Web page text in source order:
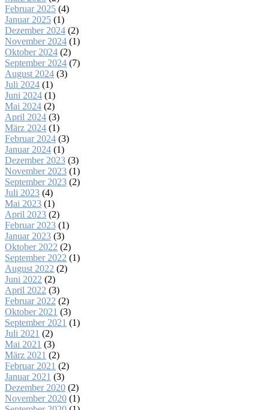
Februar 2025 (4)
Januar 2025 (1)
Dezember 2024 (2)
November 2024 (1)
Oktober 2024 (2)
September 2024 (7)
August 2024 (3)
Juli 2024 (1)
Juni 2024 (1)
Mai 2024 (2)
April 2024 (3)
März 2024 (1)
Februar 2024 (3)
Januar 2024 (1)
Dezember 2023 (3)
November 2023 (1)
September 2023 (2)
Juli 2023 (4)
Mai 2023 (1)
April 2023 (2)
Februar 2023 (1)
Januar 2023 (3)
Oktober 2022 (2)
September 2022 (1)
August 2022 (2)
Juni 2022 (2)
April 2022 (3)
Februar 2022 (2)
Oktober 2021 (3)
September 2021 (1)
Juli 2021 (2)
Mai 2021 (3)
März 2021 (2)
Februar 2021 (2)
Januar 2021 (3)
Dezember 2020 (2)
November 2020 (1)